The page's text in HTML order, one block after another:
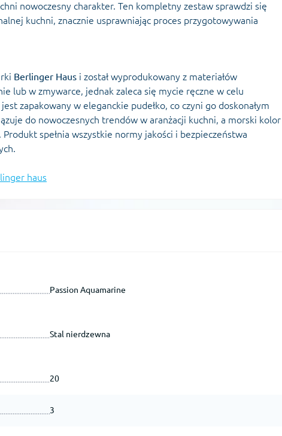
nowoczesny charakter. Ten kompletny zestaw sprawdzi się
kuchni, znacznie usprawniając proces przygotowywania
Berlinger Haus i został wyprodukowany z materiałów
lub w zmywarce, jednak zaleca się mycie ręczne w celu
zapakowany w eleganckie pudełko, co czyni go doskonałym
do nowoczesnych trendów w aranżacji kuchni, a morski kolor
spełnia wszystkie normy jakości i bezpieczeństwa
haus
Passion Aquamarine
Stal nierdzewna
20
3